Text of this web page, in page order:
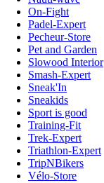
On-Fight
Padel-Expert
Pecheur-Store
Pet and Garden
Slowood Interior
Smash-Expert
Sneak'In
Sneakids
Sport is good
Training-Fit
Trek-Expert
Triathlon-Expert
TripNBikers
Vélo-Store